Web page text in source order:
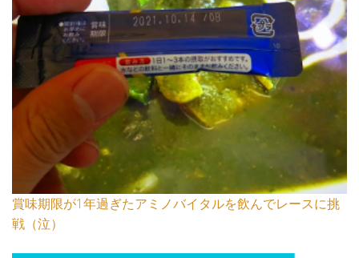
賞味期限が1年過ぎたアミノバイタルを飲んでレースに挑
戦（泣）